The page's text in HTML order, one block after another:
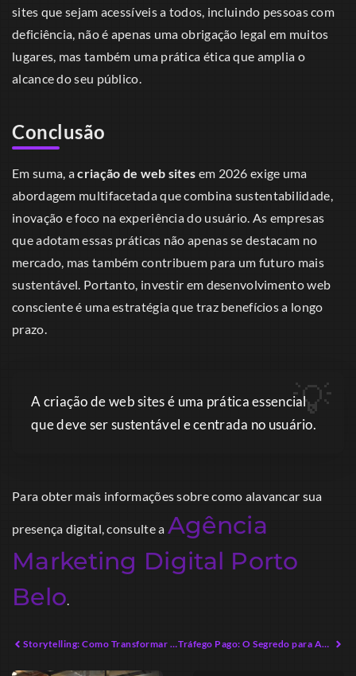
sites que sejam acessíveis a todos, incluindo pessoas com
deficiência, não é apenas uma obrigação legal em muitos
lugares, mas também uma prática ética que amplia o
alcance do seu público.
Conclusão
Em suma, acriação de web sites em 2026 exige uma
abordagem multifacetada que combina sustentabilidade,
inovação e foco na experiência do usuário. As empresas
que adotam essas práticas não apenas se destacam no
mercado, mas também contribuem para um futuro mais
sustentável. Portanto, investir em desenvolvimento web
consciente é uma estratégia que traz benefícios a longo
prazo.
A criação de web sites é uma prática essencial
que deve ser sustentável e centrada no usuário.
Para obter mais informações sobre como alavancar sua
presença digital, consulte a Agência
Marketing Digital Porto
Belo.
Storytelling: Como Transformar Histórias em Conexões Autênticas Tráfego Pago: O Segredo para Aumentar Suas Vendas